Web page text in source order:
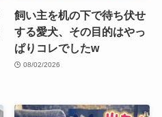
飼い主を机の下で待ち伏せ
する愛犬、その目的はやっ
ぱりコレでしたw
08/02/2026